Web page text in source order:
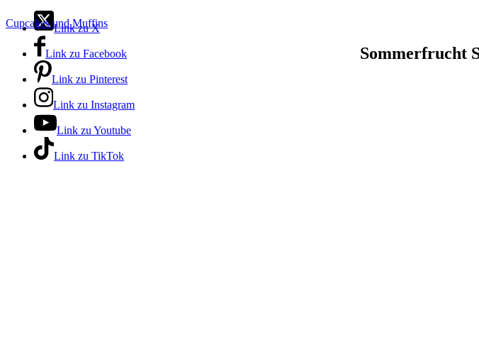
Link zu X
Link zu Facebook
Link zu Pinterest
Link zu Instagram
Link zu Youtube
Link zu TikTok
Cupcakes und Muffins
Sommerfrucht